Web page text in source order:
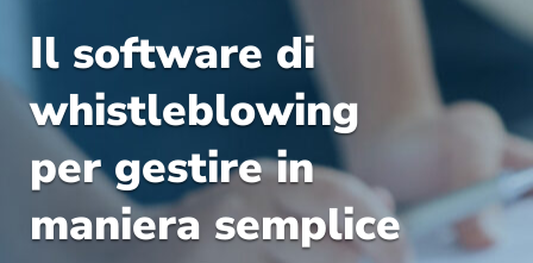
Il software di
whistleblowing
per gestire in
maniera semplice